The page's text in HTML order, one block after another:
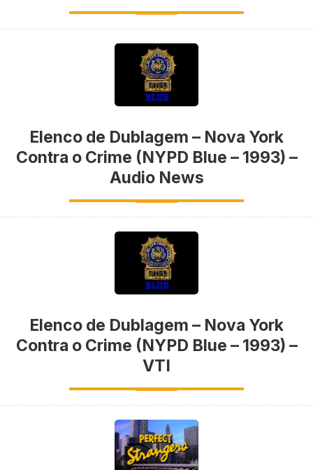
Elenco de Dublagem – Nova York
Contra o Crime (NYPD Blue – 1993) –
Audio News
Elenco de Dublagem – Nova York
Contra o Crime (NYPD Blue – 1993) –
VTI